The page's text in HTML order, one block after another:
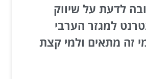
לדעת על שיווק
למגזר הערבי
זה מתאים ולמי קצת